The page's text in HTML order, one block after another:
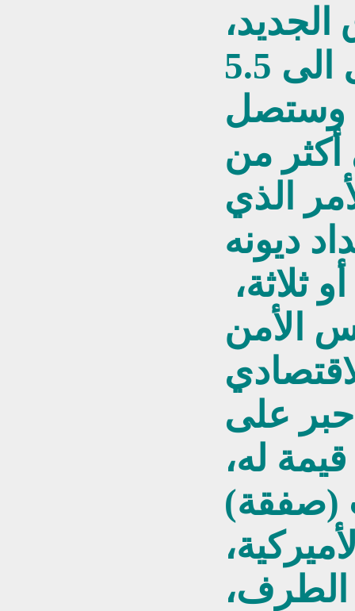
الجديد،
بعد ضم الكويت، ستصل الى 5.5
وستصل
أكثر من
الذي
ديونه
ثلاثة،
الأمن
حبر على
له،
(صفقة)
الطرف،